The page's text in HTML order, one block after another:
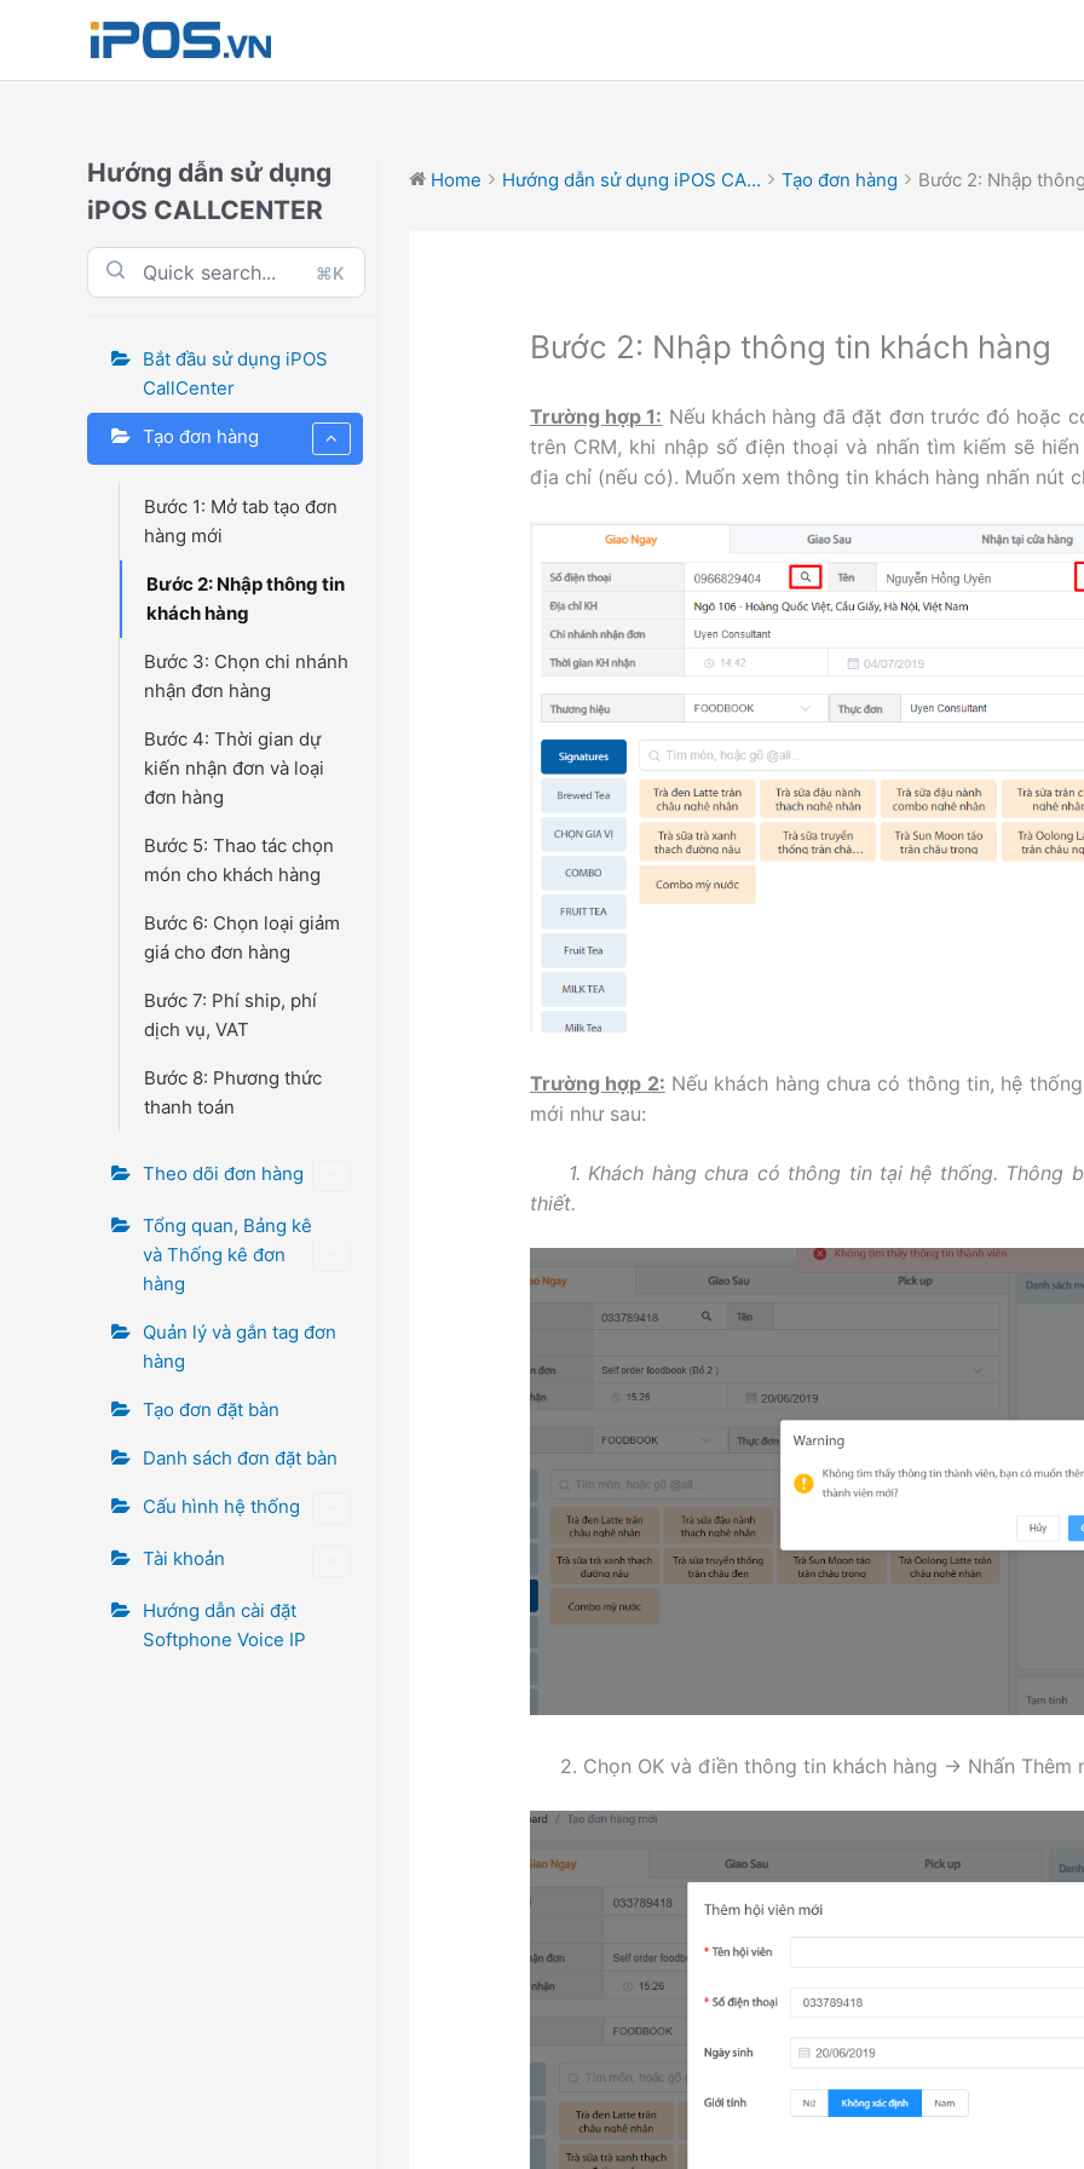
Hướng dẫn sử dụng
iPOS CALLCENTER
⌘K
Bắt đầu sử dụng iPOS
CallCenter
Tạo đơn hàng
Bước 1: Mở tab tạo đơn
hàng mới
Bước 2: Nhập thông tin
khách hàng
Bước 3: Chọn chi nhánh
nhận đơn hàng
Bước 4: Thời gian dự
kiến nhận đơn và loại
đơn hàng
Bước 5: Thao tác chọn
món cho khách hàng
Bước 6: Chọn loại giảm
giá cho đơn hàng
Bước 7: Phí ship, phí
dịch vụ, VAT
Bước 8: Phương thức
thanh toán
Theo dõi đơn hàng
Tổng quan, Bảng kê
và Thống kê đơn
hàng
Quản lý và gắn tag đơn
hàng
Tạo đơn đặt bàn
Danh sách đơn đặt bàn
Cấu hình hệ thống
Tài khoản
Hướng dẫn cài đặt
Softphone Voice IP
Home Hướng dẫn sử dụng iPOS CA... Tạo đơn hàng Bước 2: Nhập
Bước 2: Nhập thông tin khách hàng
Trường hợp 1: Nếu khách hàng đã đặt đơn trước đó hoặc
trên CRM, khi nhập số điện thoại và nhấn tìm kiếm sẽ
địa chỉ (nếu có). Muốn xem thông tin khách hàng nhấn nút
Trường hợp 2: Nếu khách hàng chưa có thông tin, hệ
mới như sau:
1. Khách hàng chưa có thông tin tại hệ thống. Thông
thiết.
2. Chọn OK và điền thông tin khách hàng → Nhấn Thêm